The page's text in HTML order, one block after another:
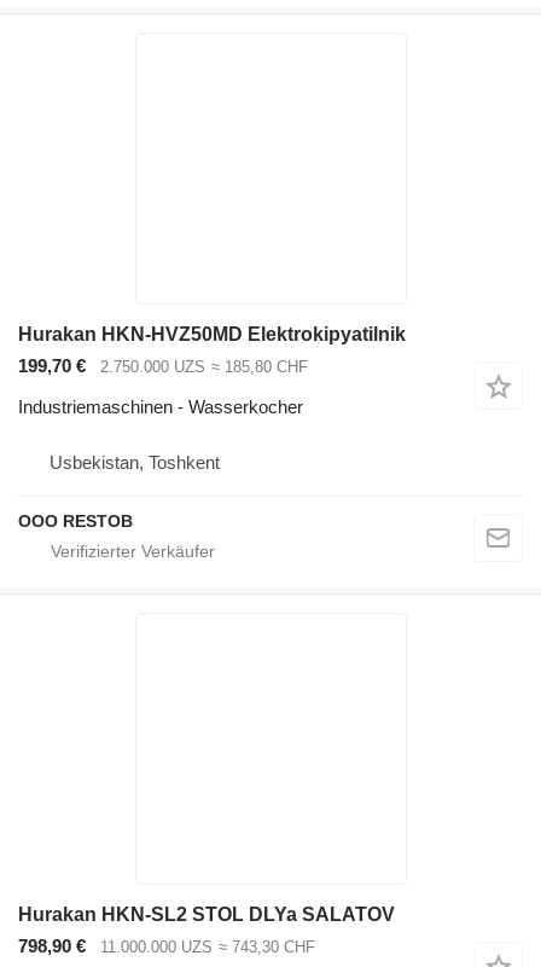
Hurakan HKN-HVZ50MD Elektrokipyatilnik
199,70 €
2.750.000 UZS ≈ 185,80 CHF
Industriemaschinen - Wasserkocher
Usbekistan, Toshkent
OOO RESTOB
Hurakan HKN-SL2 STOL DLYa SALATOV
798,90 €
11.000.000 UZS ≈ 743,30 CHF